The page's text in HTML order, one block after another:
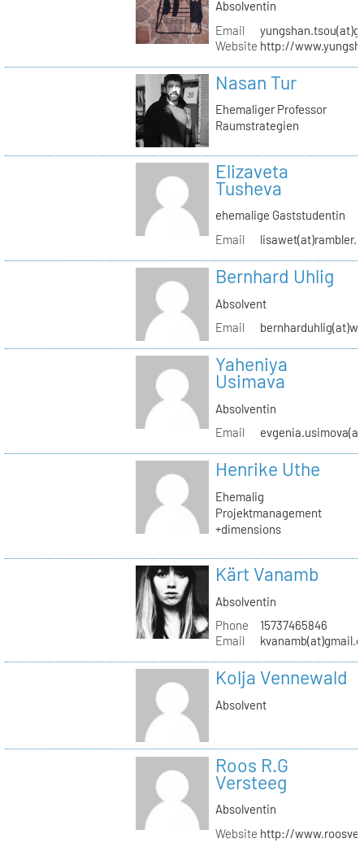
Absolventin
Email
Website http://
Nasan Tur
Ehemaliger Professor
Raumstrategien
Elizaveta
Tusheva
ehemalige Gaststudentin
Email
Bernhard Uhlig
Absolvent
Email
Yaheniya
Usimava
Absolventin
Email
Henrike Uthe
Ehemalig
Projektmanagement
+dimensions
Kärt Vanamb
Absolventin
Phone
15737465846
Email
Kolja Vennewald
Absolvent
Roos R.G
Versteeg
Absolventin
Website http://